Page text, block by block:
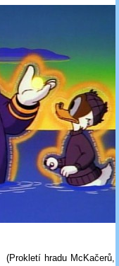
(Prokletí hradu McKačerů,